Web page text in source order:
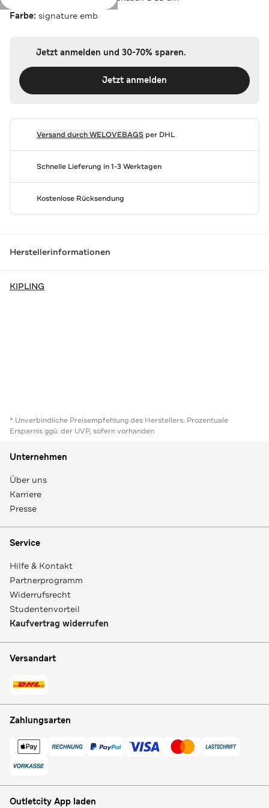
Farbe: signature emb
Jetzt anmelden und 30-70% sparen.
Jetzt anmelden
Versand durchWELOVEBAGSper DHL
Schnelle Lieferung in 1-3 Werktagen
Kostenlose Rücksendung
Herstellerinformationen
KIPLING
* Unverbindliche Preisempfehlung des Herstellers. Prozentuale
Ersparnis ggü. der UVP, sofern vorhanden
Unternehmen
Über uns
Karriere
Presse
Service
Hilfe & Kontakt
Partnerprogramm
Widerrufsrecht
Studentenvorteil
Kaufvertrag widerrufen
Versandart
Zahlungsarten
Outletcity App laden